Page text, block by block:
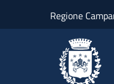
Regione